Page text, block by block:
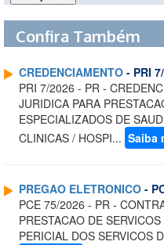
Confira Também
CREDENCIAMENTO - PRI
PRI 7/2026 - PR -
JURIDICA PARA
ESPECIALIZADOS DE
CLINICAS / HOSPI... Saiba
PREGAO ELETRONICO -
PCE 75/2026 - PR -
PRESTACAO DE
PERICIAL DOS SERVICOS